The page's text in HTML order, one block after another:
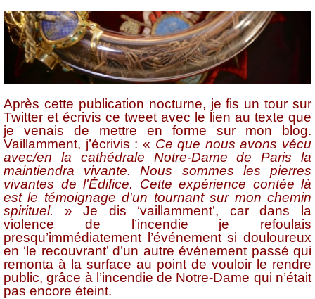
Après cette publication nocturne, je fis un tour sur
Twitter et écrivis ce tweet avec le lien au texte que
je venais de mettre en forme sur mon blog.
Vaillamment, j’écrivis : « Ce que nous avons vécu
avec/en la cathédrale Notre-Dame de Paris la
maintiendra vivante. Nous sommes les pierres
vivantes de l'Édifice. Cette expérience contée là
est le témoignage d'un tournant sur mon chemin
spirituel. » Je dis ‘vaillamment’, car dans la
violence de l’incendie je refoulais
presqu’immédiatement l’événement si douloureux
en ‘le recouvrant’ d’un autre événement passé qui
remonta à la surface au point de vouloir le rendre
public, grâce à l’incendie de Notre-Dame qui n’était
pas encore éteint.